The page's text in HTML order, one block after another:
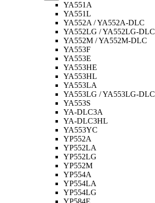
YA551A
YA551L
YA552A / YA552A-DLC
YA552LG / YA552LG-DLC
YA552M / YA552M-DLC
YA553F
YA553E
YA553HE
YA553HL
YA553LA
YA553LG / YA553LG-DLC
YA553S
YA-DLC3A
YA-DLC3HL
YA553YC
YP552A
YP552LA
YP552LG
YP552M
YP554A
YP554LA
YP554LG
YP584E